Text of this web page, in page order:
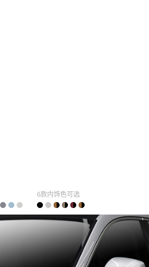
6款内饰色可选